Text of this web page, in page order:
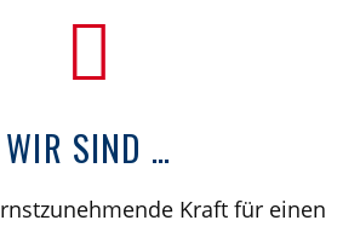
WIR SIND …
Kraft für einen